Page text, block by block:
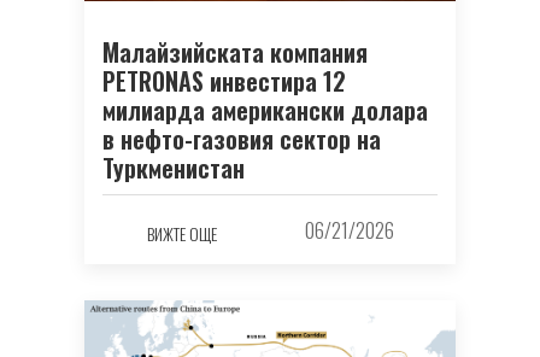
Малайзийската компания
PETRONAS инвестира 12
милиарда американски долара
в нефто-газовия сектор на
Туркменистан
ВИЖТЕ ОЩЕ 06/21/2026